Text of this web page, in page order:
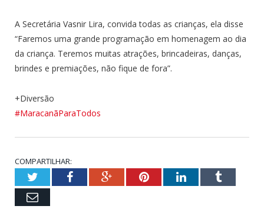
A Secretária Vasnir Lira, convida todas as crianças, ela disse
“Faremos uma grande programação em homenagem ao dia
da criança. Teremos muitas atrações, brincadeiras, danças,
brindes e premiações, não fique de fora”.
+Diversão
#MaracanãParaTodos
COMPARTILHAR:
TwitterFacebookGoogle+PinterestLinkedInTumblr
Email